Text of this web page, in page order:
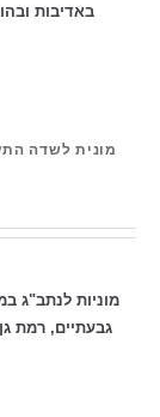
באדיבות
מונית לשדה
מוניות לנתב"ג
גבעתיים, רמת